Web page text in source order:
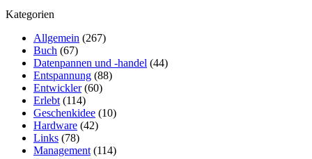
Kategorien
Allgemein (267)
Buch (67)
Datenpannen und -handel (44)
Entspannung (88)
Entwickler(60)
Erlebt (114)
Geschenkidee (10)
Hardware (42)
Links (78)
Management (114)